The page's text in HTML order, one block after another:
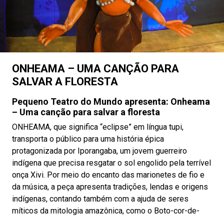
ONHEAMA – UMA CANÇÃO PARA
SALVAR A FLORESTA
Pequeno Teatro do Mundo apresenta: Onheama
– Uma canção para salvar a floresta
ONHEAMA, que significa “eclipse” em língua tupi,
transporta o público para uma história épica
protagonizada por Iporangaba, um jovem guerreiro
indígena que precisa resgatar o sol engolido pela terrível
onça Xivi. Por meio do encanto das marionetes de fio e
da música, a peça apresenta tradições, lendas e origens
indígenas, contando também com a ajuda de seres
míticos da mitologia amazônica, como o Boto-cor-de-